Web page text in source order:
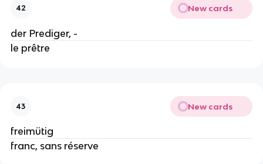
42 New cards
der Prediger, -
le prêtre
43 New cards
freimütig
franc, sans réserve